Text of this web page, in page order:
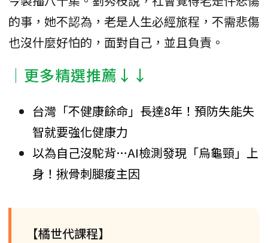
的事，她不認為，老是人生必經旅程，不需悲傷
也沒什麼好怕的，面對自己，並且負責。
│更多精選推薦↓↓
台灣「不健康餘命」長達8年！預防失能失
智就要強化健康力
以為自己沒駝背…AI檢測發現「烏龜頸」上
身！揪骨刺腿痠主因
【橘世代課程】